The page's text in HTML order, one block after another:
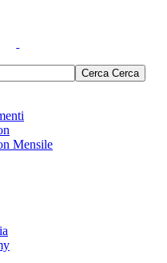
Cerca Cerca
Mensile